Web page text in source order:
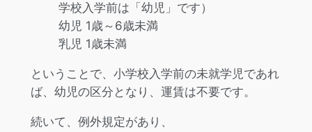
学校入学前は「幼児」です）
幼児 1歳～6歳未満
乳児 1歳未満
ということで、小学校入学前の未就学児であれ
ば、幼児の区分となり、運賃は不要です。
続いて、例外規定があり、